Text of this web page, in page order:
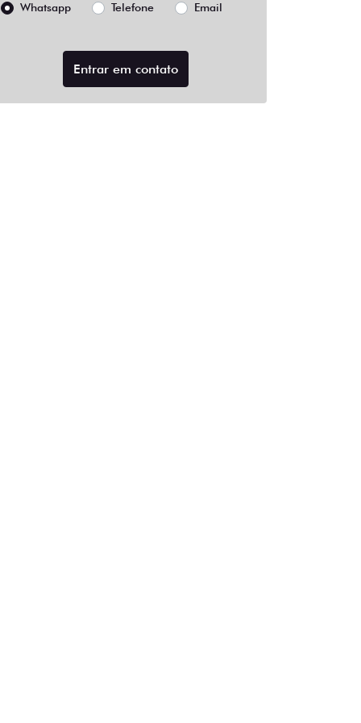
Whatsapp Telefone Email
Entrar em contato